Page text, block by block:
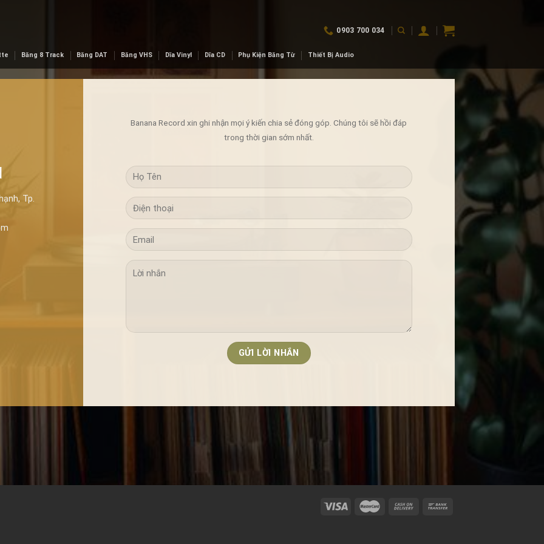
0903 700 034
Băng 8 Track Băng DAT Băng VHS Dĩa Vinyl Dĩa CD Phụ Kiện Băng Từ Thiết Bị Audio
Tp.
Banana Record xin ghi nhận mọi ý kiến chia sẻ đóng góp. Chúng tôi sẽ hồi đáp
trong thời gian sớm nhất.